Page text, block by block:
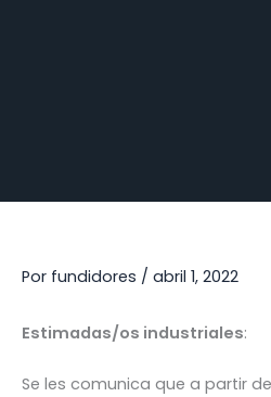
Por fundidores / abril 1, 2022
Estimadas/os industriales:
Se les comunica que a partir